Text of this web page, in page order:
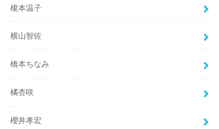
榎本温子
横山智佐
橋本ちなみ
橘杏咲
櫻井孝宏